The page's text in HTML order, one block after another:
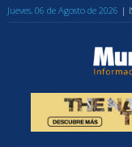
Jueves, 06 de Agosto de 2026 |